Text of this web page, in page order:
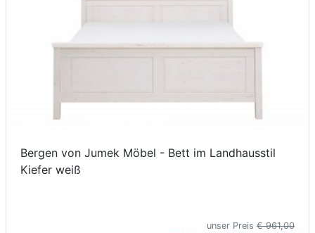
Bergen von Jumek Möbel - Bett im Landhausstil
Kiefer weiß
unser Preis € 961,00